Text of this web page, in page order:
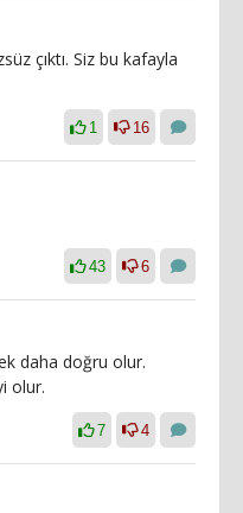
çıktı. Siz bu kafayla
1 16
43 6
daha doğru olur.
olur.
7 4